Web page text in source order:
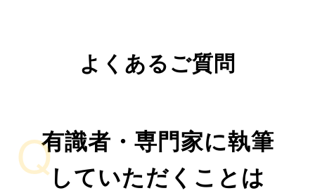
よくあるご質問
Q有識者・専門家に執筆
していただくことは